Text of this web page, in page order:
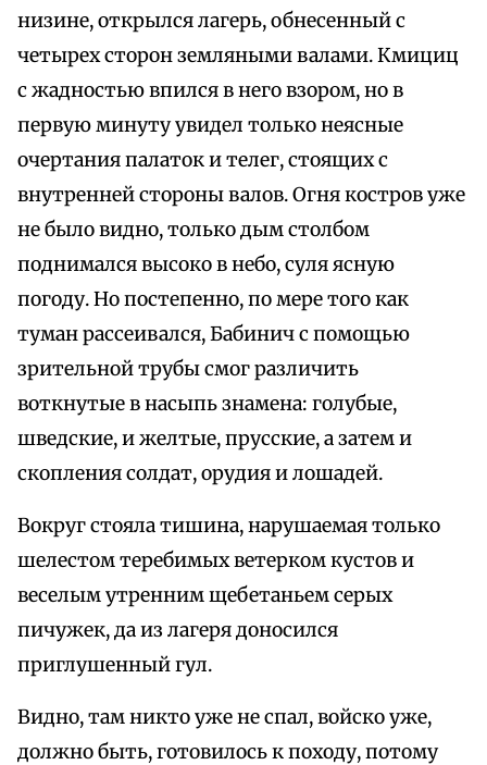
низине, открылся лагерь, обнесенный с
четырех сторон земляными валами. Кмициц
с жадностью впился в него взором, но в
первую минуту увидел только неясные
очертания палаток и телег, стоящих с
внутренней стороны валов. Огня костров уже
не было видно, только дым столбом
поднимался высоко в небо, суля ясную
погоду. Но постепенно, по мере того как
туман рассеивался, Бабинич с помощью
зрительной трубы смог различить
воткнутые в насыпь знамена: голубые,
шведские, и желтые, прусские, а затем и
скопления солдат, орудия и лошадей.
Вокруг стояла тишина, нарушаемая только
шелестом теребимых ветерком кустов и
веселым утренним щебетаньем серых
пичужек, да из лагеря доносился
приглушенный гул.
Видно, там никто уже не спал, войско уже,
должно быть, готовилось к походу, потому